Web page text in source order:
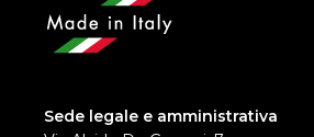
Sede legale e amministrativa